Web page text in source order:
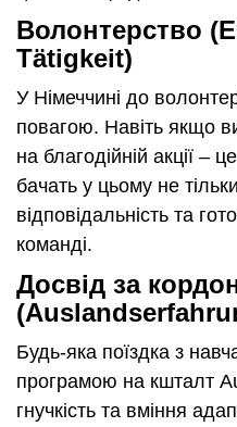
Волонтерство
Tätigkeit)
У Німеччині до
повагою. Навіть якщо
на благодійній акції –
бачать у цьому не
відповідальність та
команді.
Досвід за
Будь-яка поїздка з
програмою на кшталт
гнучкість та вміння